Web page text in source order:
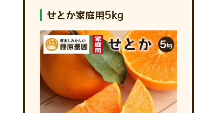
せとか家庭用5kg